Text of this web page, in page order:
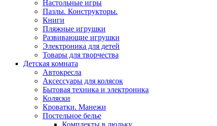
Настольные игры
Пазлы. Конструкторы.
Книги
Пляжные игрушки
Развивающие игрушки
Электроника для детей
Товары для творчества
Детская комната
Автокресла
Аксессуары для колясок
Бытовая техника и электроника
Коляски
Кроватки. Манежи
Постельное белье
Комплекты в люльку